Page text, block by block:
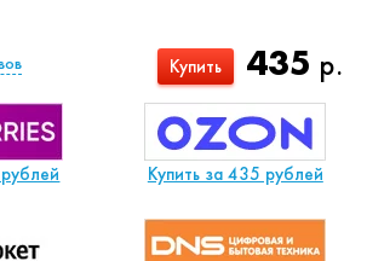
435 р.
Купить
Купить за 435 рублей